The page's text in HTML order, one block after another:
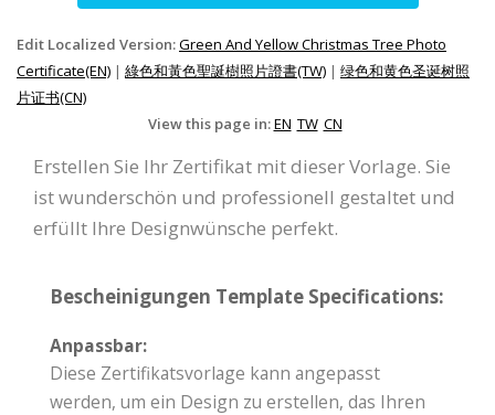
Edit Localized Version:Green And Yellow Christmas Tree Photo
Certificate(EN) | 綠色和黃色聖誕樹照片證書(TW) | 绿色和黄色圣诞树照
片证书(CN)
View this page in:EN TW CN
Erstellen Sie Ihr Zertifikat mit dieser Vorlage. Sie
ist wunderschön und professionell gestaltet und
erfüllt Ihre Designwünsche perfekt.
Bescheinigungen Template Specifications:
Anpassbar:
Diese Zertifikatsvorlage kann angepasst
werden, um ein Design zu erstellen, das Ihren